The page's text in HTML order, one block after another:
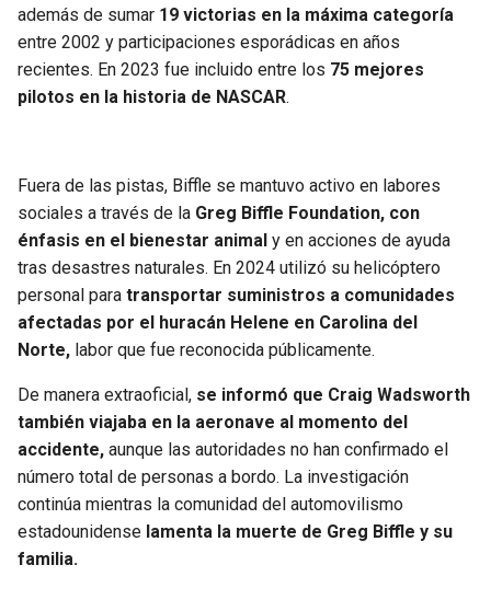
además de sumar 19 victorias en la máxima categoría
entre 2002 y participaciones esporádicas en años
recientes. En 2023 fue incluido entre los 75 mejores
pilotos en la historia de NASCAR.
Fuera de las pistas, Biffle se mantuvo activo en labores
sociales a través de la Greg Biffle Foundation, con
énfasis en el bienestar animal y en acciones de ayuda
tras desastres naturales. En 2024 utilizó su helicóptero
personal para transportar suministros a comunidades
afectadas por el huracán Helene en Carolina del
Norte, labor que fue reconocida públicamente.
De manera extraoficial, se informó que Craig Wadsworth
también viajaba en la aeronave al momento del
accidente, aunque las autoridades no han confirmado el
número total de personas a bordo. La investigación
continúa mientras la comunidad del automovilismo
estadounidense lamenta la muerte de Greg Biffle y su
familia.